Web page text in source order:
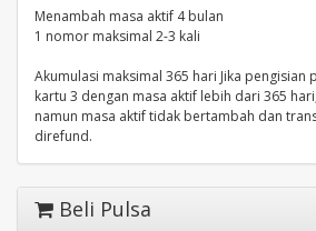
Menambah masa aktif 4 bulan
1 nomor maksimal 2-3 kali
Akumulasi maksimal 365 hari Jika pengisian
kartu 3 dengan masa aktif lebih dari 365
namun masa aktif tidak bertambah dan
direfund.
Beli Pulsa